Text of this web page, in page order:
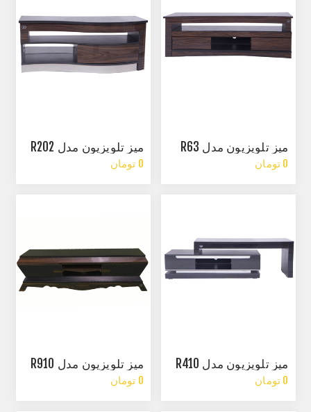
میز تلویزیون مدل R63
0 تومان
میز تلویزیون مدل R202
0 تومان
میز تلویزیون مدل R410
0 تومان
میز تلویزیون مدل R910
0 تومان